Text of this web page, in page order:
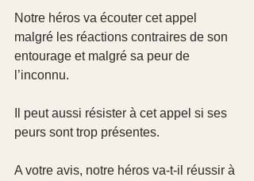
Notre héros va écouter cet appel
malgré les réactions contraires de son
entourage et malgré sa peur de
l’inconnu.
Il peut aussi résister à cet appel si ses
peurs sont trop présentes.
A votre avis, notre héros va-t-il réussir à